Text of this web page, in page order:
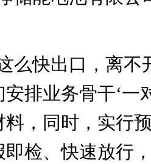
快出口，离不
排业务骨干‘一
，同时，实行
即检、快速放行